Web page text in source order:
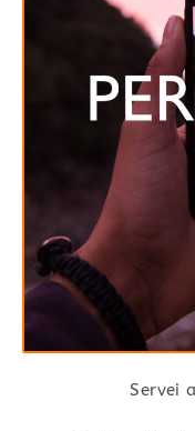
Servei